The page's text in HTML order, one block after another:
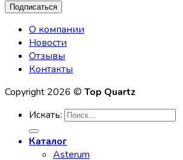
О компании
Новости
Отзывы
Контакты
Copyright 2026 © Top Quartz
Искать:
Каталог
Asterum